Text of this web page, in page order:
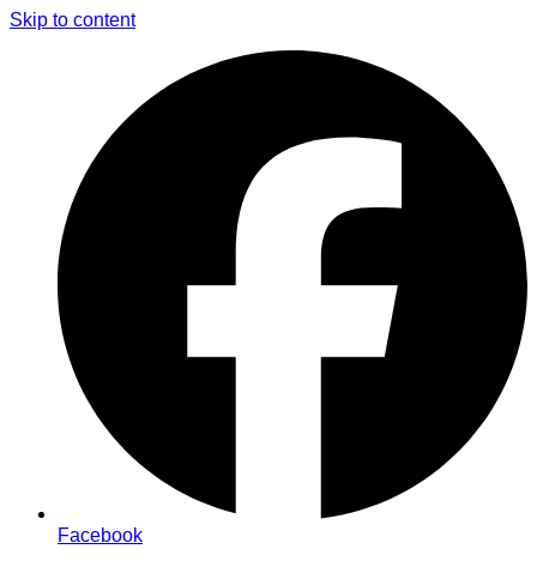
Skip to content
Facebook